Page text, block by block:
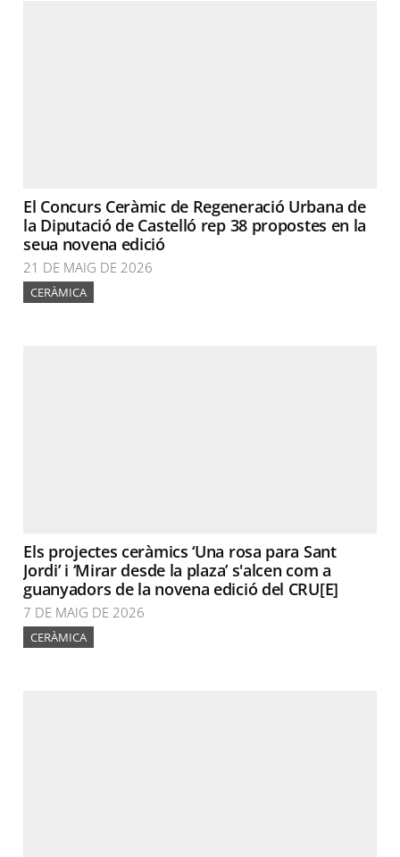
El Concurs Ceràmic de Regeneració Urbana de
la Diputació de Castelló rep 38 propostes en la
seua novena edició
21 DE MAIG DE 2026
CERÀMICA
Els projectes ceràmics ‘Una rosa para Sant
Jordi’ i ‘Mirar desde la plaza’ s'alcen com a
guanyadors de la novena edició del CRU[E]
7 DE MAIG DE 2026
CERÀMICA